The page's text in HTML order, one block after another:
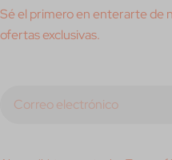
Sé el primero en enterarte de
ofertas exclusivas.